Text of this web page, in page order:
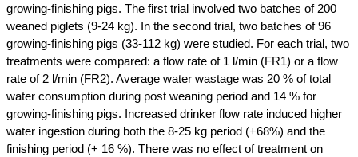
growing-finishing pigs. The first trial involved two batches of 200
weaned piglets (9-24 kg). In the second trial, two batches of 96
growing-finishing pigs (33-112 kg) were studied. For each trial, two
treatments were compared: a flow rate of 1 l/min (FR1) or a flow
rate of 2 l/min (FR2). Average water wastage was 20 % of total
water consumption during post weaning period and 14 % for
growing-finishing pigs. Increased drinker flow rate induced higher
water ingestion during both the 8-25 kg period (+68%) and the
finishing period (+ 16 %). There was no effect of treatment on